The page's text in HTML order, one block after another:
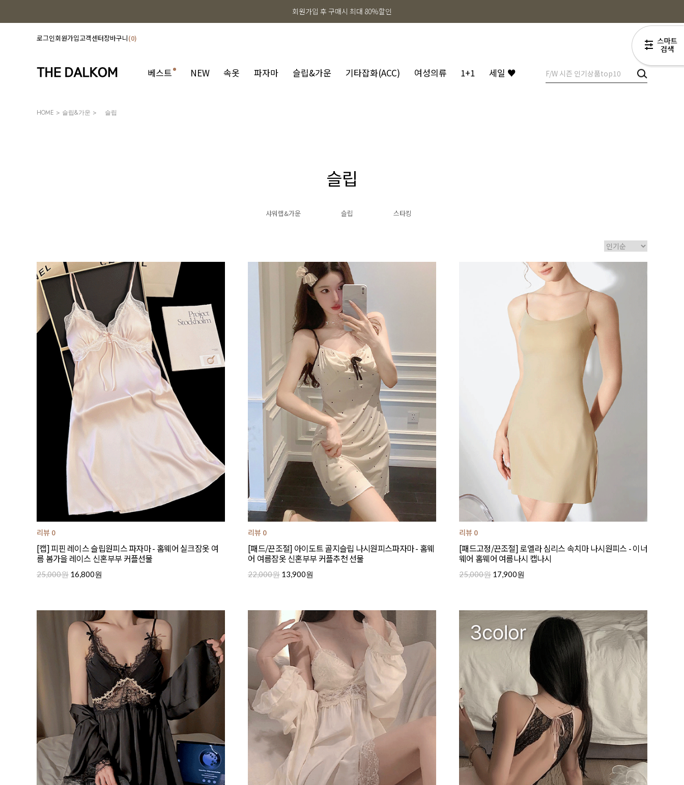
회원가입 후 구매시 최대 80%할인
로그인회원가입고객센터장바구니 0
베스트 NEW 속옷 파자마 슬립&가운 기타잡화(ACC) 여성의류 1+1 세일 ♥
HOME > 슬립&가운 > 슬립
슬립
샤워랩&가운 슬립 스타킹
리뷰 0
[캡] 피핀 레이스 슬립원피스 파자마 - 홈웨어 실크잠옷 여
름 봄가을 레이스 신혼부부 커플선물
25,000원 16,800원
리뷰 0
[패드/끈조절] 아이도트 골지슬립 나시원피스파자마 - 홈웨
어 여름잠옷 신혼부부 커플추천 선물
22,000원 13,900원
리뷰 0
[패드고정/끈조절] 로엘라 심리스 속치마 나시원피스 - 이너
웨어 홈웨어 여름나시 캡나시
25,000원 17,900원